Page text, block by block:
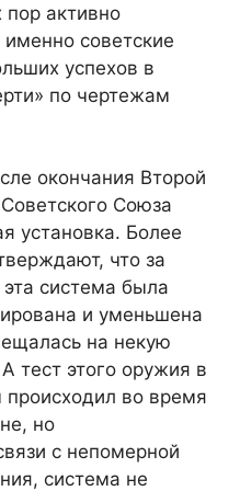
пор активно
именно советские
успехов в
по чертежам
окончания Второй
Союза
установка. Более
что за
эта система была
и уменьшена
на некую
тест этого оружия в
во время
но
с непомерной
система не